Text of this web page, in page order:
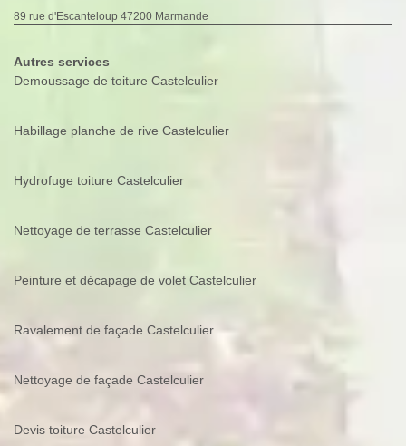
89 rue d'Escanteloup 47200 Marmande
Autres services
Demoussage de toiture Castelculier
Habillage planche de rive Castelculier
Hydrofuge toiture Castelculier
Nettoyage de terrasse Castelculier
Peinture et décapage de volet Castelculier
Ravalement de façade Castelculier
Nettoyage de façade Castelculier
Devis toiture Castelculier